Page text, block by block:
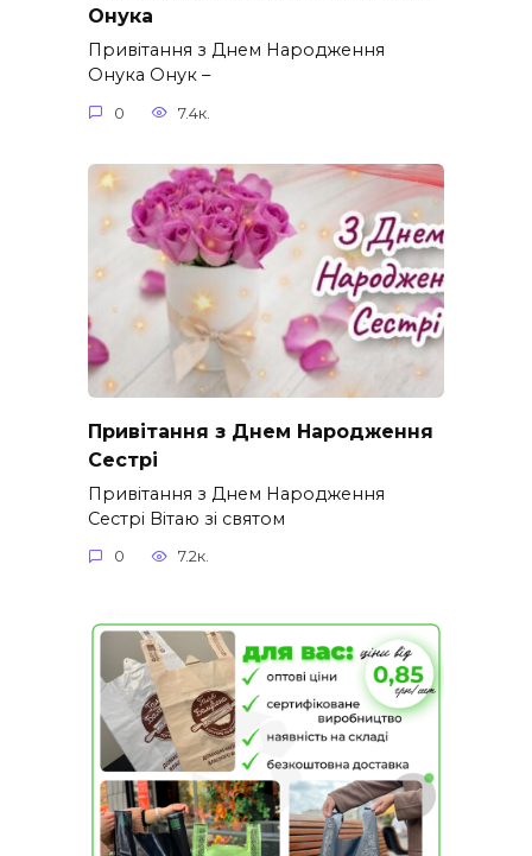
Онука
Привітання з Днем Народження
Онука Онук –
0 7.4к.
Привітання з Днем Народження
Сестрі
Привітання з Днем Народження
Сестрі Вітаю зі святом
0 7.2к.